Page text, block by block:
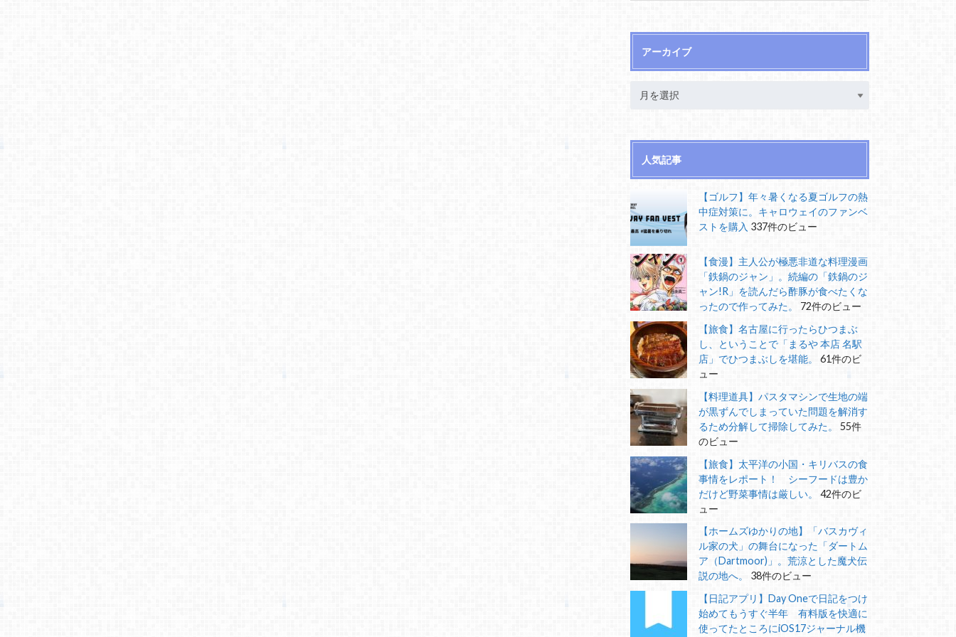
アーカイブ
人気記事
【ゴルフ】年々暑くなる夏ゴルフの熱
中症対策に。キャロウェイのファンベ
ストを購入 337件のビュー
【食漫】主人公が極悪非道な料理漫画
「鉄鍋のジャン」。続編の「鉄鍋のジ
ャン!R」を読んだら酢豚が食べたくな
ったので作ってみた。
72件のビュー
【旅食】名古屋に行ったらひつまぶ
し、ということで「まるや 本店 名駅
店」でひつまぶしを堪能。
61件のビ
ュー
【料理道具】パスタマシンで生地の端
が黒ずんでしまっていた問題を解消す
るため分解して掃除してみた。
55件
のビュー
【旅食】太平洋の小国・キリバスの食
事情をレポート！ シーフードは豊か
だけど野菜事情は厳しい。
42件のビ
ュー
【ホームズゆかりの地】「バスカヴィ
ル家の犬」の舞台になった「ダートム
ア（Dartmoor)」。荒涼とした魔犬伝
説の地へ。
38件のビュー
【日記アプリ】Day Oneで日記をつけ
始めてもうすぐ半年 有料版を快適に
使ってたところにiOS17ジャーナル機